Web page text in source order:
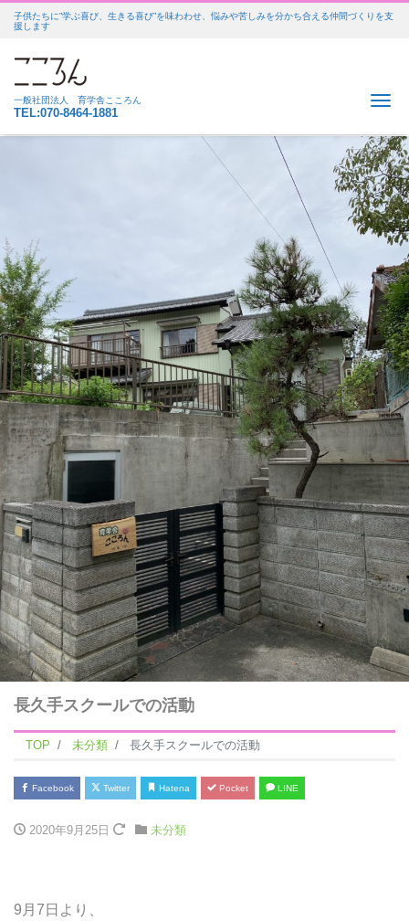
子供たちに”学ぶ喜び、生きる喜び”を味わわせ、悩みや苦しみを分かち合える仲間づくりを支
援します
一般社団法人 育学舎こころん
TEL:070-8464-1881
長久手スクールでの活動
TOP 未分類 長久手スクールでの活動
Facebook Twitter Hatena Pocket LINE
2020年9月25日 未分類
9月7日より、